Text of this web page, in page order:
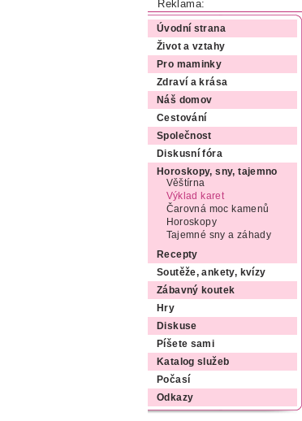
Reklama:
Úvodní strana
Život a vztahy
Pro maminky
Zdraví a krása
Náš domov
Cestování
Společnost
Diskusní fóra
Horoskopy, sny, tajemno
Věštírna
Výklad karet
Čarovná moc kamenů
Horoskopy
Tajemné sny a záhady
Recepty
Soutěže, ankety, kvízy
Zábavný koutek
Hry
Diskuse
Píšete sami
Katalog služeb
Počasí
Odkazy